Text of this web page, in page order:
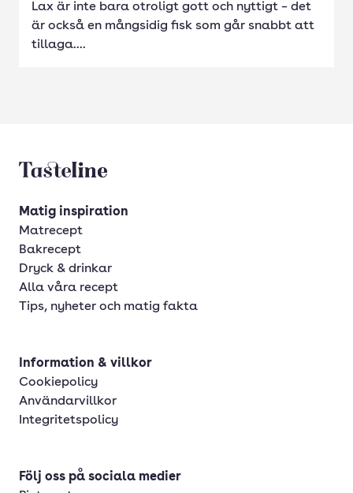
Lax är inte bara otroligt gott och nyttigt – det
är också en mångsidig fisk som går snabbt att
tillaga....
Tasteline startsida
Matig inspiration
Matrecept
Bakrecept
Dryck & drinkar
Alla våra recept
Tips, nyheter och matig fakta
Information & villkor
Cookiepolicy
Användarvillkor
Integritetspolicy
Följ oss på sociala medier